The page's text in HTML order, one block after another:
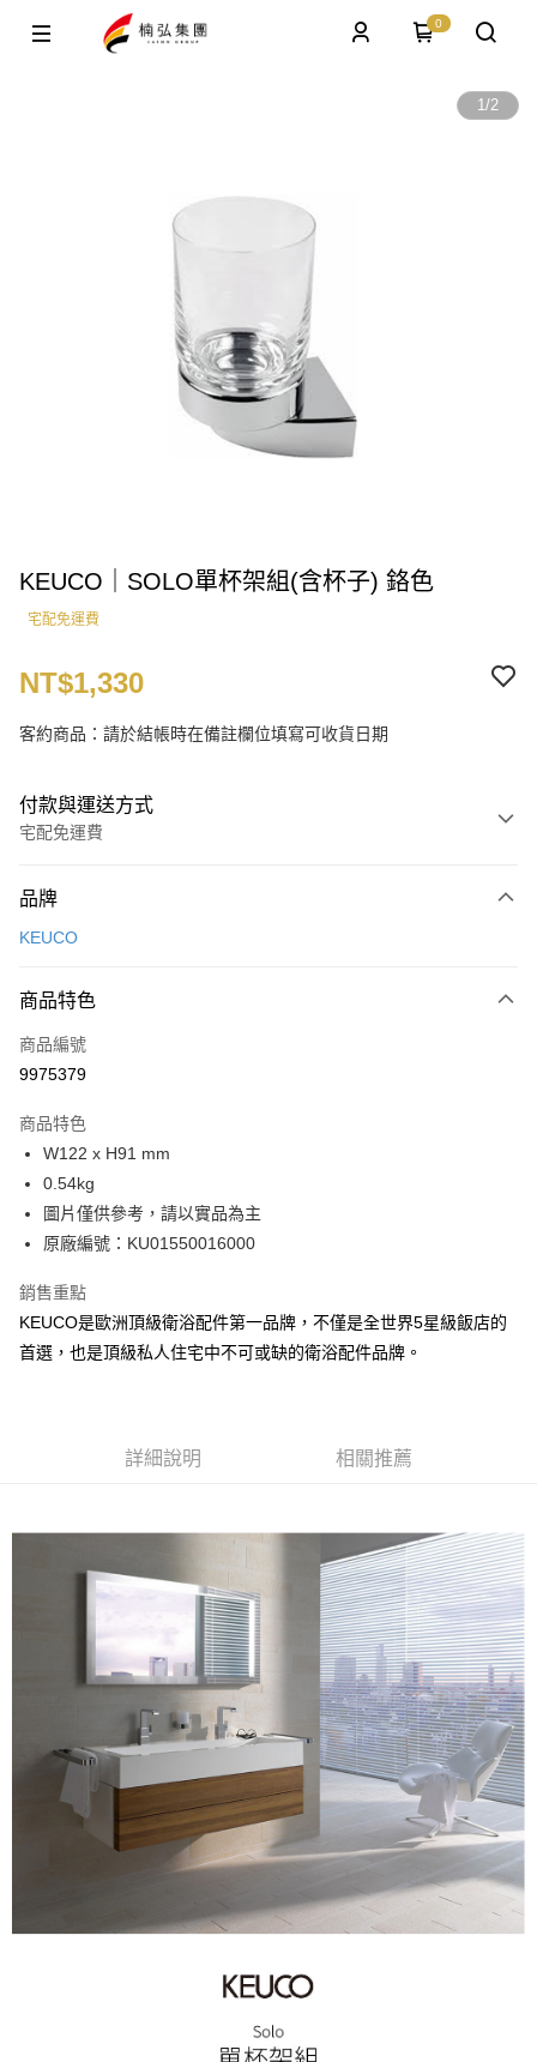
0
1/2
KEUCO｜SOLO單杯架組(含杯子) 鉻色
宅配免運費
NT$1,330
客約商品：請於結帳時在備註欄位填寫可收貨日期
付款與運送方式
宅配免運費
信用卡一次付款
運送方式
宅配
全館免運
免運費
品牌
KEUCO
商品特色
商品編號
9975379
商品特色
W122 x H91 mm
0.54kg
圖片僅供參考，請以實品為主
原廠編號：KU01550016000
銷售重點
KEUCO是歐洲頂級衛浴配件第一品牌，不僅是全世界5星級飯店的
首選，也是頂級私人住宅中不可或缺的衛浴配件品牌。
詳細說明 相關推薦